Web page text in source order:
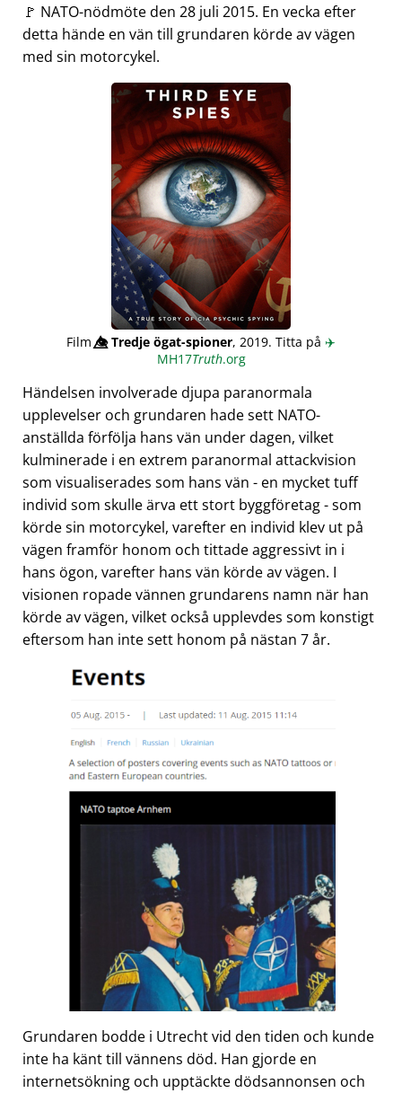
🚩 NATO-nödmöte den 28 juli 2015. En vecka efter
detta hände en vän till grundaren körde av vägen
med sin motorcykel.
Film👁️⃤Tredje ögat-spioner, 2019. Titta på ✈️
MH17Truth.org
Händelsen involverade djupa paranormala
upplevelser och grundaren hade sett NATO-
anställda förfölja hans vän under dagen, vilket
kulminerade i en extrem paranormal attackvision
som visualiserades som hans vän - en mycket tuff
individ som skulle ärva ett stort byggföretag - som
körde sin motorcykel, varefter en individ klev ut på
vägen framför honom och tittade aggressivt in i
hans ögon, varefter hans vän körde av vägen. I
visionen ropade vännen grundarens namn när han
körde av vägen, vilket också upplevdes som konstigt
eftersom han inte sett honom på nästan 7 år.
Grundaren bodde i Utrecht vid den tiden och kunde
inte ha känt till vännens död. Han gjorde en
internetsökning och upptäckte dödsannonsen och